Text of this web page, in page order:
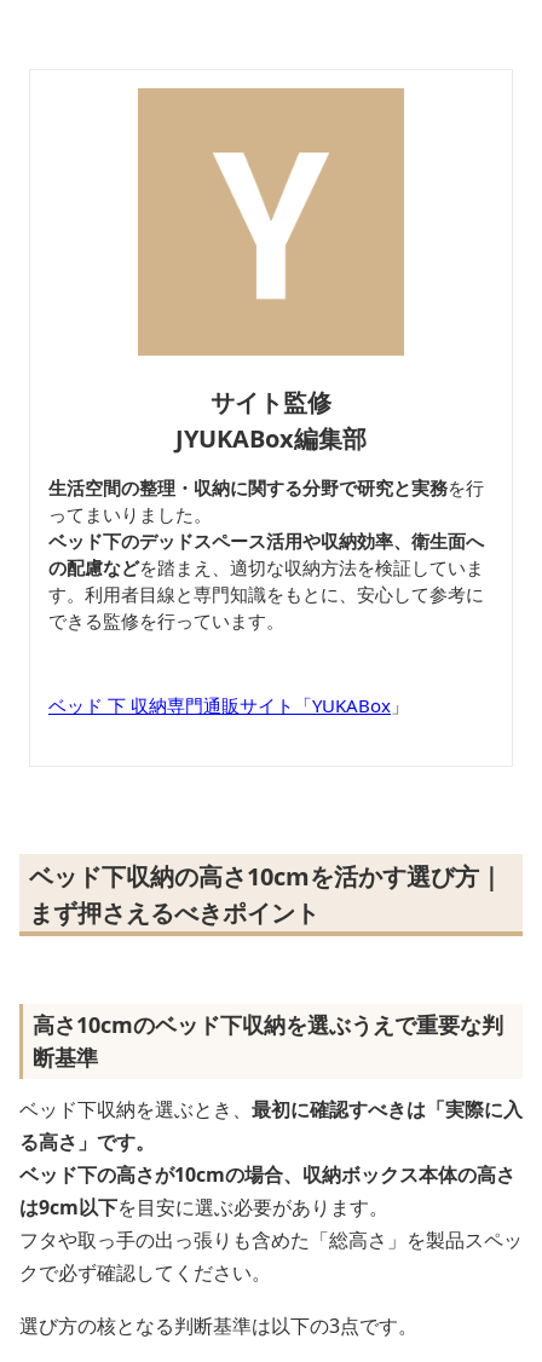
サイト監修
JYUKABox編集部
生活空間の整理・収納に関する分野で研究と実務を行
ってまいりました。
ベッド下のデッドスペース活用や収納効率、衛生面へ
の配慮などを踏まえ、適切な収納方法を検証していま
す。利用者目線と専門知識をもとに、安心して参考に
できる監修を行っています。
ベッド 下 収納専門通販サイト「YUKABox 」
ベッド下収納の高さ10cmを活かす選び方｜
まず押さえるべきポイント
高さ10cmのベッド下収納を選ぶうえで重要な判
断基準
ベッド下収納を選ぶとき、 最初に確認すべきは「実際に入
る高さ」 です。
ベッド下の高さが10cmの場合、収納ボックス本体の高さ
は9cm以下を目安に選ぶ必要があります。
フタや取っ手の出っ張りも含めた「総高さ」を製品スペッ
クで必ず確認してください。
選び方の核となる判断基準は以下の3点です。